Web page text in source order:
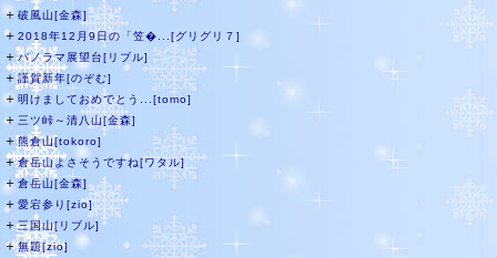
＋ 破風山[金森]
＋ 2018年12月9日の「笠�...[グリグリ７]
＋パノラマ展望台[リブル]
＋謹賀新年[のぞむ]
＋ 明けましておめでとう...[tomo]
＋ 三ツ峠～清八山[金森]
＋熊倉山[tokoro]
＋倉岳山よさそうですね[ワタル]
＋倉岳山[金森]
＋ 愛宕参り[zio]
＋三国山[リブル]
＋無題[zio]